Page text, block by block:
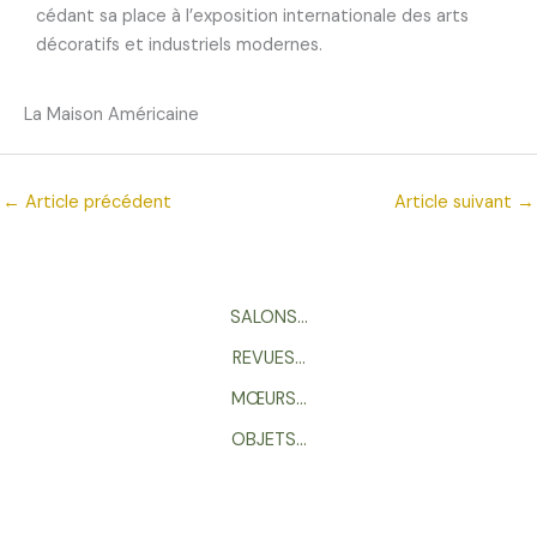
cédant sa place à l’exposition internationale des arts
décoratifs et industriels modernes.
La Maison Américaine
← Article précédent Article suivant →
SALONS…
REVUES…
MŒURS…
OBJETS…